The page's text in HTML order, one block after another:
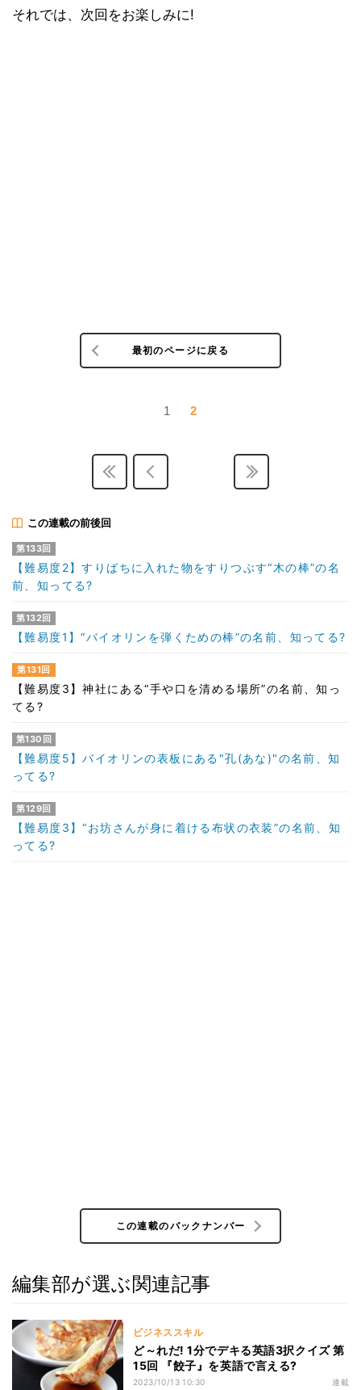
それでは、次回をお楽しみに!
最初のページに戻る
1 2
この連載の前後回
第133回
【難易度2】すりばちに入れた物をすりつぶす“木の棒”の名
前、知ってる?
第132回
【難易度1】“バイオリンを弾くための棒”の名前、知ってる?
第131回
【難易度3】神社にある“手や口を清める場所”の名前、知っ
てる?
第130回
【難易度5】バイオリンの表板にある"孔(あな)"の名前、知
ってる?
第129回
【難易度3】“お坊さんが身に着ける布状の衣装”の名前、知
ってる?
この連載のバックナンバー
編集部が選ぶ関連記事
ビジネススキル
ど～れだ! 1分でデキる英語3択クイズ 第
15回 『餃子』を英語で言える?
2023/10/13 10:30 連載